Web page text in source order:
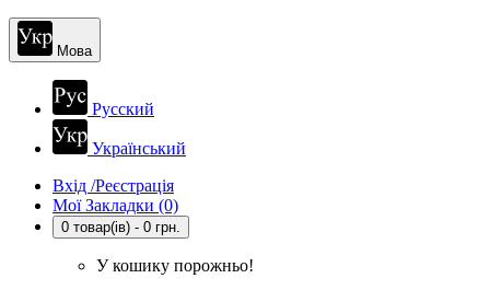
Мова
Русский
Український
Вхід /Реєстрація
Мої Закладки (0)
0 товар(ів) - 0 грн.
У кошику порожньо!